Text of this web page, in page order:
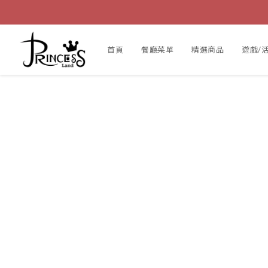
首頁 餐廳菜單 精選商品 遊戲/